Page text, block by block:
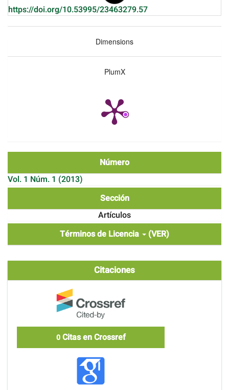
https://doi.org/10.53995/23463279.57
Dimensions
PlumX
Número
Vol. 1 Núm. 1 (2013)
Sección
Artículos
Términos de Licencia
(VER)
Citaciones
0Citas en Crossref